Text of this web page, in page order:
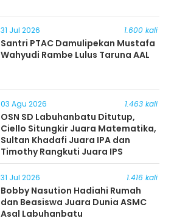
31 Jul 2026 1.600 kali
Santri PTAC Damulipekan Mustafa
Wahyudi Rambe Lulus Taruna AAL
03 Agu 2026 1.463 kali
OSN SD Labuhanbatu Ditutup,
Ciello Situngkir Juara Matematika,
Sultan Khadafi Juara IPA dan
Timothy Rangkuti Juara IPS
31 Jul 2026 1.416 kali
Bobby Nasution Hadiahi Rumah
dan Beasiswa Juara Dunia ASMC
Asal Labuhanbatu